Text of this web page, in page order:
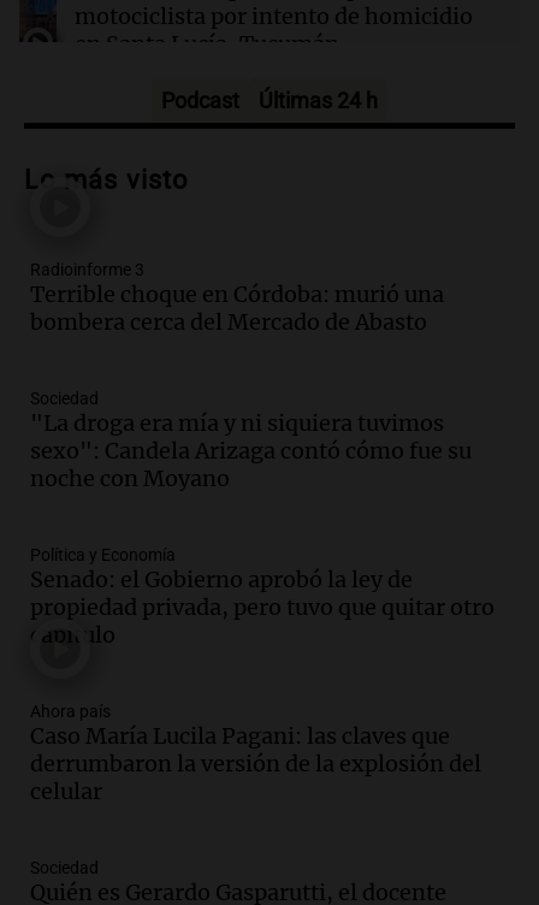
motociclista por intento de homicidio
en Santa Lucía, Tucumán
Audio.Aumento de tarifas de luz en
hasta el 38% en agosto
Audio.El primer semestre de 2026
reporta menos víctimas fatales en
accidentes de tránsito en Mendoza
Episodios
Audio. El gobierno de La Rioja lanzará
pago en chachos para empleados
públicos a partir del 17 de octubre
Audio.Luis Herrera
Actualidad
Audio.
Córdoba ganan más del doble que los
privados, según un estudio
Noticias
Audio.
de droga por delivery en el microcentro
Podcast Últimas 24 h
Lo más visto
Radioinforme 3
Terrible choque en Córdoba: murió una
bombera cerca del Mercado de Abasto
Sociedad
"La droga era mía y ni siquiera tuvimos
sexo": Candela Arizaga contó cómo fue su
noche con Moyano
Política y Economía
Senado: el Gobierno aprobó la ley de
propiedad privada, pero tuvo que quitar otro
capítulo
Ahora país
Caso María Lucila Pagani: las claves que
derrumbaron la versión de la explosión del
celular
Sociedad
Quién es Gerardo Gasparutti, el docente